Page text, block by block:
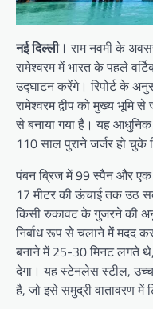
नई दिल्ली। राम नवमी के
रामेश्वरम में भारत के पहले
उद्घाटन करेंगे। रिपोर्ट के
रामेश्वरम द्वीप को मुख्य
से बनाया गया है। यह आधुनिक
110 साल पुराने जर्जर हो चुके
पंबन ब्रिज में 99 स्पैन और एक
17 मीटर की ऊंचाई तक उठ
किसी रुकावट के गुजरने की
निर्बाध रूप से चलाने में मदद
बनाने में 25-30 मिनट लगते
देगा। यह स्टेनलेस स्टील,
है, जो इसे समुद्री वातावरण में